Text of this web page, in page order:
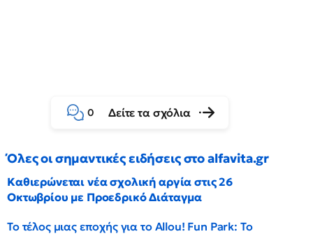
0 Δείτε τα σχόλια
Όλες οι σημαντικές ειδήσεις στο alfavita.gr
Καθιερώνεται νέα σχολική αργία στις 26
Οκτωβρίου με Προεδρικό Διάταγμα
Το τέλος μιας εποχής για το Allou! Fun Park: Το